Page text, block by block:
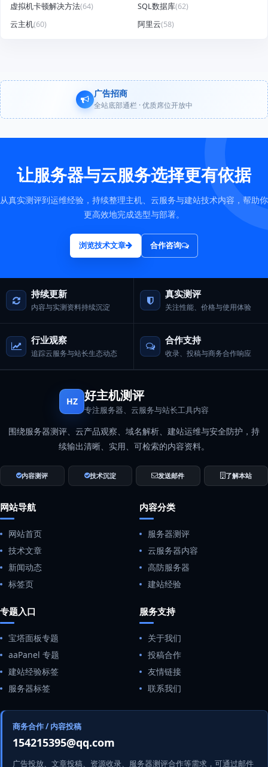
虚拟机卡顿解决方法(64) SQL数据库(62)
云主机(60) 阿里云(58)
广告招商
全站底部通栏 · 优质席位开放中
让服务器与云服务选择更有依据
从真实测评到运维经验，持续整理主机、云服务与建站技术内容，帮助你
更高效地完成选型与部署。
浏览技术文章 合作咨询
持续更新
内容与实测资料持续沉淀
真实测评
关注性能、价格与使用体验
行业观察
追踪云服务与站长生态动态
合作支持
收录、投稿与商务合作响应
HZ 好主机测评
专注服务器、云服务与站长工具内容
围绕服务器测评、云产品观察、域名解析、建站运维与安全防护，持
续输出清晰、实用、可检索的内容资料。
内容测评 技术沉淀 发送邮件 了解本站
网站导航
网站首页
技术文章
新闻动态
标签页
内容分类
服务器测评
云服务器内容
高防服务器
建站经验
专题入口
宝塔面板专题
aaPanel 专题
建站经验标签
服务器标签
服务支持
关于我们
投稿合作
友情链接
联系我们
商务合作 / 内容投稿
154215395@qq.com
广告投放、文章投稿、资源收录、服务器测评合作等需求，可通过邮件